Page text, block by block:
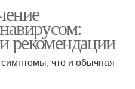
рекомендации
что и обычная